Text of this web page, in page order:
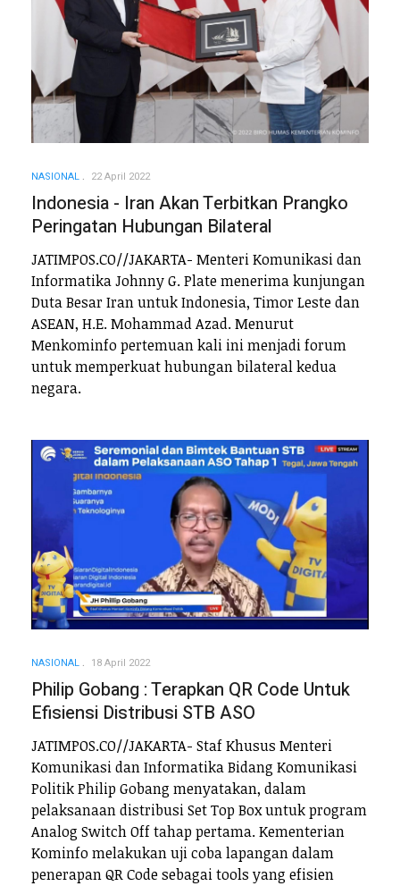
NASIONAL 22 April 2022
Indonesia - Iran Akan Terbitkan Prangko
Peringatan Hubungan Bilateral
JATIMPOS.CO//JAKARTA- Menteri Komunikasi dan
Informatika Johnny G. Plate menerima kunjungan
Duta Besar Iran untuk Indonesia, Timor Leste dan
ASEAN, H.E. Mohammad Azad. Menurut
Menkominfo pertemuan kali ini menjadi forum
untuk memperkuat hubungan bilateral kedua
negara.
NASIONAL 18 April 2022
Philip Gobang : Terapkan QR Code Untuk
Efisiensi Distribusi STB ASO
JATIMPOS.CO//JAKARTA- Staf Khusus Menteri
Komunikasi dan Informatika Bidang Komunikasi
Politik Philip Gobang menyatakan, dalam
pelaksanaan distribusi Set Top Box untuk program
Analog Switch Off tahap pertama. Kementerian
Kominfo melakukan uji coba lapangan dalam
penerapan QR Code sebagai tools yang efisien